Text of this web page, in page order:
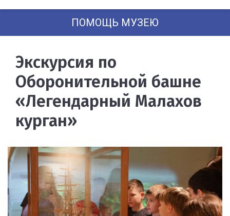
ПОМОЩЬ МУЗЕЮ
Экскурсия по
Оборонительной башне
«Легендарный Малахов
курган»